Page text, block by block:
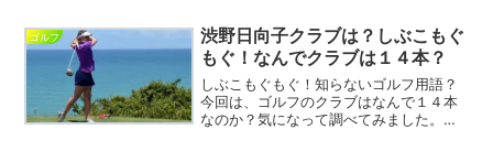
リ・レディースなので、ファンのために
もいち早く回復して燃え上が...
ゴルフ
渋野日向子クラブは？しぶこもぐ
もぐ！なんでクラブは１４本？
しぶこもぐもぐ！知らないゴルフ用語？
今回は、ゴルフのクラブはなんで１４本
なのか？気になって調べてみました。渋